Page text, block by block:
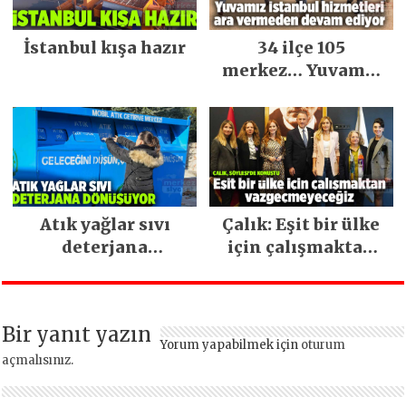
İstanbul kışa hazır
34 ilçe 105
merkez… Yuvamız
ara vermeden
devam ediyor
Atık yağlar sıvı
deterjana
Çalık: Eşit bir ülke
için çalışmaktan
Bir yanıt yazın Yorum yapabilmek için oturum
açmalısınız.